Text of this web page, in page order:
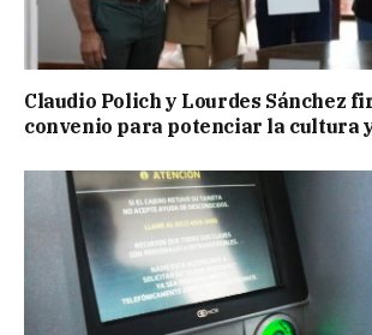
Claudio Polich y Lourdes Sánchez
convenio para potenciar la cultura